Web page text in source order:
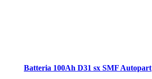
Batteria 100Ah D31 sx SMF Autopart